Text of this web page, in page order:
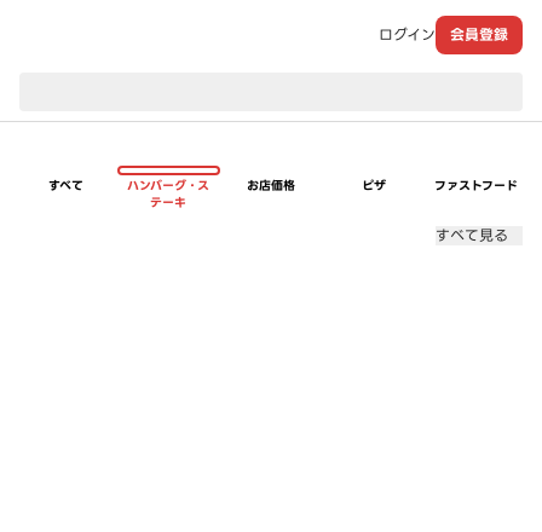
ログイン 会員登録
すべて
ハンバーグ・ス
テーキ
お店価格 ピザ ファストフード
すべて見る